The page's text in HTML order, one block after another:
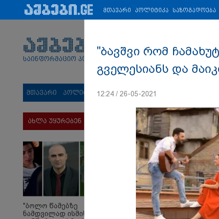
პარტნიორები: ახალი ამბები ეკონომიკა ვიდეო
საინფორმაციო პორტალი
მთავარი პოლიტიკა საზოგადოება
ახლა უყურებენ
"ბოლო წამებზე
ნამდვილად ისმის
მთავარი პოლიტიკა საზოგადოება
"ბავშვი რომ
გველესიანს და
12:24 / 26-05-2021